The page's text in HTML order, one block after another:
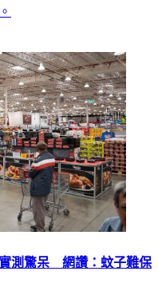
測驚呆 網讚：蚊子難保